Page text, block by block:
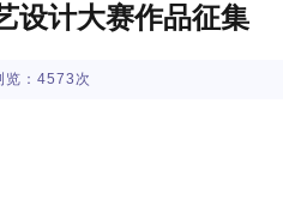
设计大赛作品征集
：4573次